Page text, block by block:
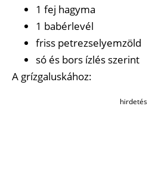
1 fej hagyma
1 babérlevél
friss petrezselyemzöld
só és bors ízlés szerint
A grízgaluskához:
hirdetés